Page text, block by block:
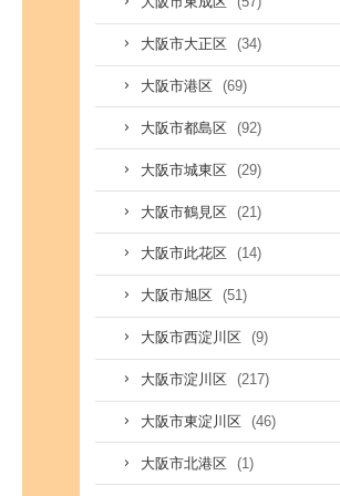
大阪市大正区 (34)
大阪市港区 (69)
大阪市都島区 (92)
大阪市城東区 (29)
大阪市鶴見区 (21)
大阪市此花区 (14)
大阪市旭区 (51)
大阪市西淀川区 (9)
大阪市淀川区 (217)
大阪市東淀川区 (46)
大阪市北港区 (1)